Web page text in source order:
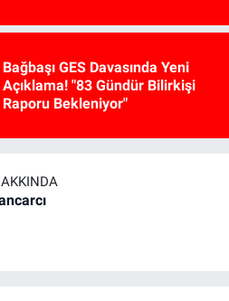
Bağbaşı GES Davasında Yeni
Açıklama! "83 Gündür Bilirkişi
Raporu Bekleniyor"